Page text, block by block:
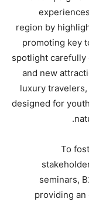
region by
promoting key
spotlight carefully
and new
luxury
designed for
To
seminars,
providing an